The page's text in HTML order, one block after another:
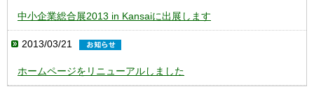
中小企業総合展2013 in Kansaiに出展します
2013/03/21
ホームページをリニューアルしました